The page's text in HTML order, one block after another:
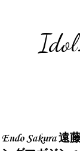
Endo Sakura 遠